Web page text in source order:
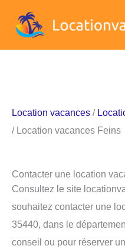
Location vacances /
/ Location vacances Feins
Contacter une location
Consultez le site
souhaitez contacter une
35440, dans le
conseil ou pour réserver